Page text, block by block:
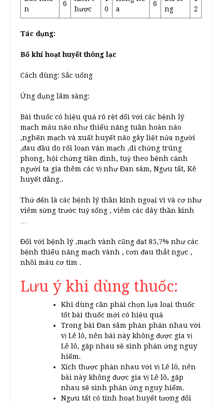
n
6
hược
0
a
6
ng
2
Tác dụng:
Bổ khí hoạt huyết thông lạc
Cách dùng: Sắc uống
Ứng dụng lâm sàng:
Bài thuốc có hiệu quả rõ rệt đối với các bệnh lý
mạch máu não như thiểu năng tuần hoàn não
,nghẽn mạch và xuất huyết não gây liệt nửa người
,đau đầu do rối loạn vận mạch ,di chứng trúng
phong, hội chứng tiền đình, tuỳ theo bệnh cảnh
người ta gia thêm các vị như Đan sâm, Ngưu tất, Kê
huyết đằng..
Thứ đến là các bệnh lý thần kinh ngoại vi và cơ như
viêm sừng trước tuỷ sống , viêm các dây thần kinh
…
Đối với bệnh lý ,mạch vành cũng đạt 85,7% như các
bệnh thiểu năng mạch vành , cơn đau thắt ngực ,
nhồi máu cơ tim .
Lưu ý khi dùng thuốc:
Khi dùng cần phải chọn lựa loại thuốc
tốt bài thuốc mới có hiệu quả
Trong bài Đan sâm phản phản nhau với
vị Lê lô, nên bài này không được gia vị
Lê lô, gặp nhau sẽ sinh phản ứng nguy
hiểm.
Xích thược phản nhau với vị Lê lô, nên
bài này không được gia vị Lê lô, gặp
nhau sẽ sinh phản ứng nguy hiểm.
Ngưu tất có tính hoạt huyết tương đối